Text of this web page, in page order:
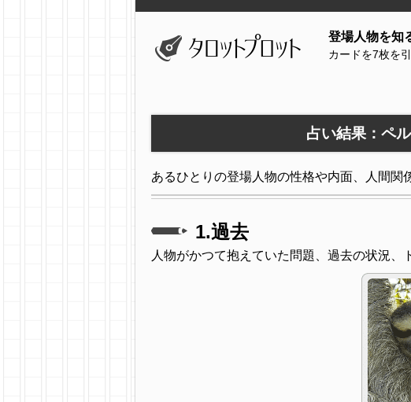
登場人物を知
カードを7枚を
占い結果：ペ
あるひとりの登場人物の性格や内面、人間関
1.過去
人物がかつて抱えていた問題、過去の状況、